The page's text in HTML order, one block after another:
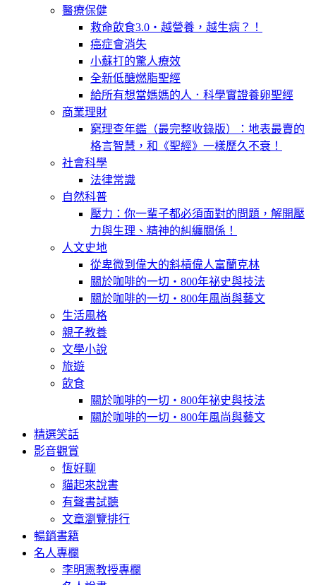
醫療保健
救命飲食3.0‧越營養，越生病？！
癌症會消失
小蘇打的驚人療效
全新低醣燃脂聖經
給所有想當媽媽的人．科學實證養卵聖經
商業理財
窮理查年鑑（最完整收錄版）：地表最賣的
格言智慧，和《聖經》一樣歷久不衰！
社會科學
法律常識
自然科普
壓力：你一輩子都必須面對的問題，解開壓
力與生理、精神的糾纏關係！
人文史地
從卑微到偉大的斜槓偉人富蘭克林
關於咖啡的一切‧800年祕史與技法
關於咖啡的一切‧800年風尚與藝文
生活風格
親子教養
文學小說
旅遊
飲食
關於咖啡的一切‧800年祕史與技法
關於咖啡的一切‧800年風尚與藝文
精選笑話
影音觀賞
恆好聊
貓起來說書
有聲書試聽
文章瀏覽排行
暢銷書籍
名人專欄
李明憲教授專欄